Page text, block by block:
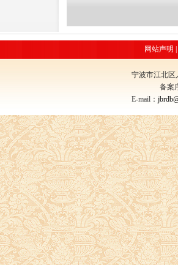
网站声明
宁波市江北区
备案
E-mail：